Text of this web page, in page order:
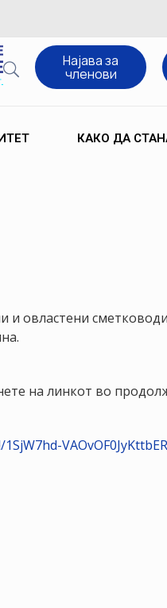
Најава за
членови
КАКО ДА
и овластени
на линкот во